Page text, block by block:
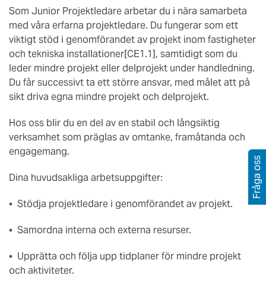
Som Junior Projektledare arbetar du i nära samarbeta
med våra erfarna projektledare. Du fungerar som ett
viktigt stöd i genomförandet av projekt inom fastigheter
och tekniska installationer[CE1.1], samtidigt som du
leder mindre projekt eller delprojekt under handledning.
Du får successivt ta ett större ansvar, med målet att på
sikt driva egna mindre projekt och delprojekt.
Hos oss blir du en del av en stabil och långsiktig
verksamhet som präglas av omtanke, framåtanda och
engagemang.
Dina huvudsakliga arbetsuppgifter:
• Stödja projektledare i genomförandet av projekt.
• Samordna interna och externa resurser.
• Upprätta och följa upp tidplaner för mindre projekt
och aktiviteter.
Fråga oss